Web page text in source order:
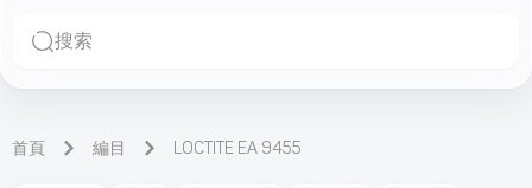
搜索
首頁 編目 LOCTITE EA 9455